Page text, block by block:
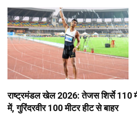
राष्ट्रमंडल खेल 2026: तेजस शिर्से 110
में, गुरिंदरवीर 100 मीटर हीट से बाहर